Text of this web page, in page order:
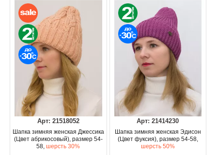
Арт: 21518052
Шапка зимняя женская Джессика
(Цвет абрикосовый), размер 54-
58,шерсть 30%
Арт: 21414230
Шапка зимняя женская Эдисон
(Цвет фуксия), размер 54-58,
шерсть 50%